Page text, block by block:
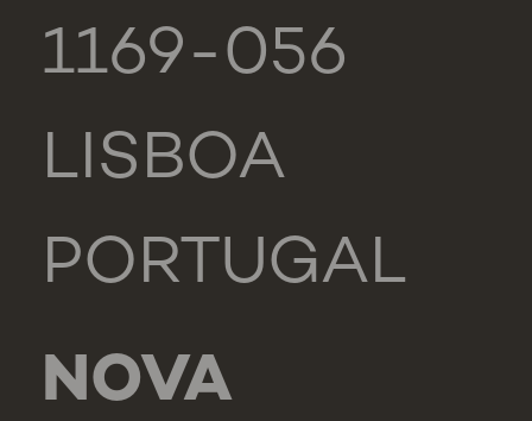
1169-056
LISBOA
PORTUGAL
NOVA